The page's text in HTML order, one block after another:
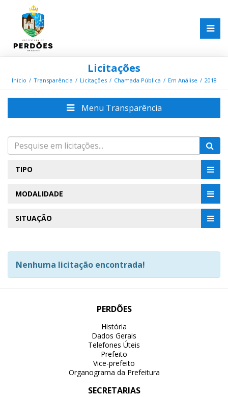
Licitações
Início Transparência Licitações Chamada Pública Em Análise 2018
Menu Transparência
TIPO
MODALIDADE
SITUAÇÃO
Nenhuma licitação encontrada!
PERDÕES
História
Dados Gerais
Telefones Úteis
Prefeito
Vice-prefeito
Organograma da Prefeitura
SECRETARIAS